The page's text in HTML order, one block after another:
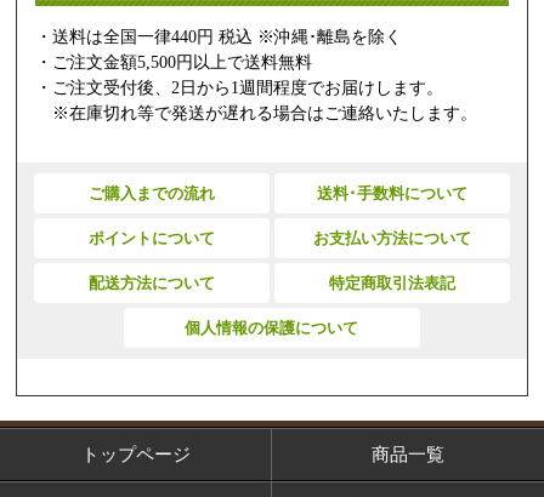
・送料は全国一律440円 税込 ※沖縄･離島を除く
・ご注文金額5,500円以上で送料無料
・ご注文受付後、2日から1週間程度でお届けします。
※在庫切れ等で発送が遅れる場合はご連絡いたします。
ご購入までの流れ 送料･手数料について
ポイントについて お支払い方法について
配送方法について 特定商取引法表記
個人情報の保護について
トップページ 商品一覧